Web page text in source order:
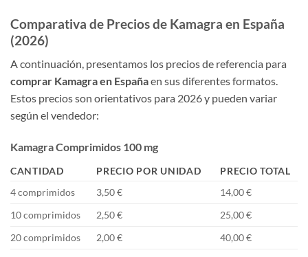
Comparativa de Precios de Kamagra en España
(2026)
A continuación, presentamos los precios de referencia para
comprar Kamagra en Españaen sus diferentes formatos.
Estos precios son orientativos para 2026 y pueden variar
según el vendedor:
Kamagra Comprimidos 100 mg
CANTIDAD PRECIO POR UNIDAD
PRECIO TOTAL
4 comprimidos
3,50 €
14,00 €
10 comprimidos
2,50 €
25,00 €
20 comprimidos
2,00 € 40,00 €